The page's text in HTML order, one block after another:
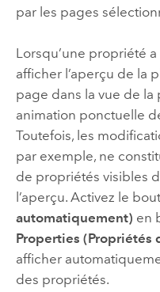
par les pages
Lorsqu’une propriété
afficher l’aperçu de la
page dans la vue de la
animation ponctuelle
Toutefois, les
par exemple, ne
de propriétés visibles
l’aperçu. Activez le
automatiquement) en
Properties (Propriétés
afficher
des propriétés.